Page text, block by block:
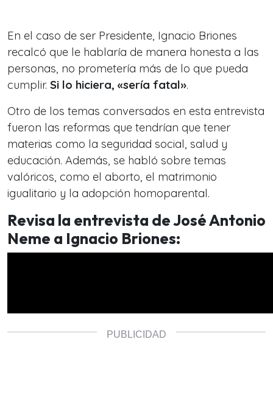
En el caso de ser Presidente, Ignacio Briones
recalcó que le hablaría de manera honesta a las
personas, no prometería más de lo que pueda
cumplir. Si lo hiciera, «sería fatal».
Otro de los temas conversados en esta entrevista
fueron las reformas que tendrían que tener
materias como la seguridad social, salud y
educación. Además, se habló sobre temas
valóricos, como el aborto, el matrimonio
igualitario y la adopción homoparental.
Revisa la entrevista de José Antonio
Neme a Ignacio Briones: